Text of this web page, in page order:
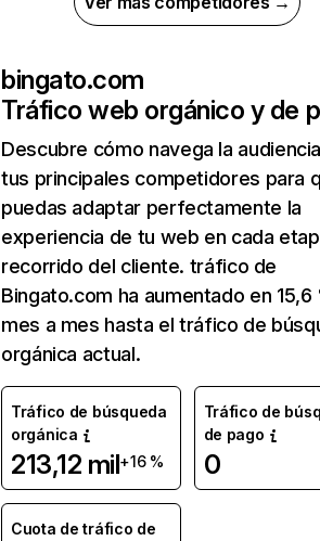
bingato.com
Tráfico web orgánico y de
Descubre cómo navega la
tus principales competidores para
puedas adaptar perfectamente la
experiencia de tu web en cada
recorrido del cliente. tráfico de
Bingato.com ha aumentado en 15,6
mes a mes hasta el tráfico de
orgánica actual.
Tráfico de búsqueda
orgánica
213,12 mil+16 %
Tráfico de
de pago
0
Cuota de tráfico de